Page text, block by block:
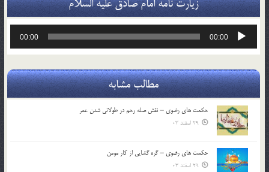
پخش‌کننده
00:00
00:00
مطالب مشابه
حکمت های رضوی – نقش صله رحم در طولانی شدن عمر
29 اسفند 03
حکمت های رضوی – گره گشایی از کار مومن
29 اسفند 03